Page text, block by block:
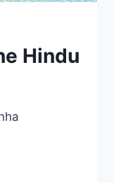
Hindu